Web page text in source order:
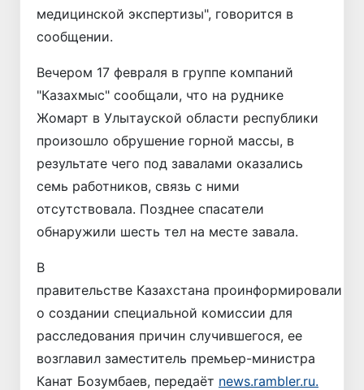
медицинской экспертизы", говорится в
сообщении.
Вечером 17 февраля в группе компаний
"Казахмыс" сообщали, что на руднике
Жомарт в Улытауской области республики
произошло обрушение горной массы, в
результате чего под завалами оказались
семь работников, связь с ними
отсутствовала. Позднее спасатели
обнаружили шесть тел на месте завала.
В
правительстве Казахстана проинформировали
о создании специальной комиссии для
расследования причин случившегося, ее
возглавил заместитель премьер-министра
Канат Бозумбаев, передаёт news.rambler.ru.